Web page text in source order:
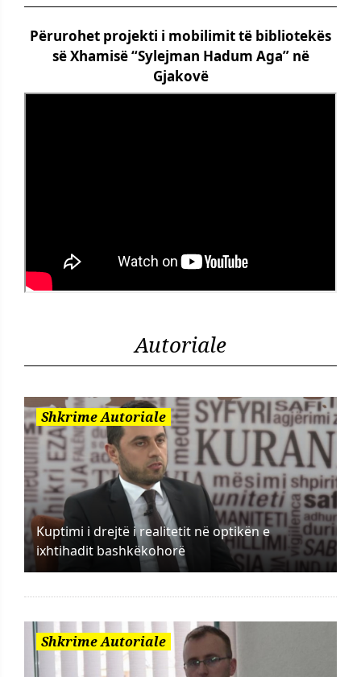
Përurohet projekti i mobilimit të bibliotekës
së Xhamisë “Sylejman Hadum Aga” në
Gjakovë
Autoriale
Shkrime Autoriale
Kuptimi i drejtë i realitetit në optikën e
ixhtihadit bashkëkohorë
Shkrime Autoriale